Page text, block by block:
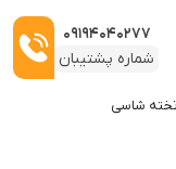
۰۹۱۹۴۰۴۰۲۷۷
شماره پشتیبان
شاسی